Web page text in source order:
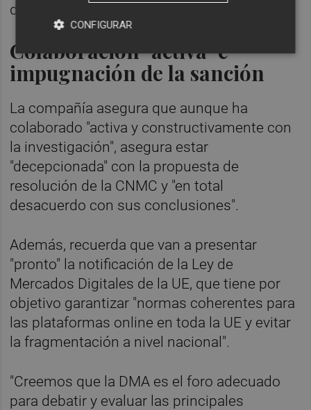
de resolución del expediente.
Colaboración "activa" e
impugnación de la sanción
La compañía asegura que aunque ha
colaborado "activa y constructivamente con
la investigación", asegura estar
"decepcionada" con la propuesta de
resolución de la CNMC y "en total
desacuerdo con sus conclusiones".
Además, recuerda que van a presentar
"pronto" la notificación de la Ley de
Mercados Digitales de la UE, que tiene por
objetivo garantizar "normas coherentes para
las plataformas online en toda la UE y evitar
la fragmentación a nivel nacional".
"Creemos que la DMA es el foro adecuado
para debatir y evaluar las principales
CONFIGURAR